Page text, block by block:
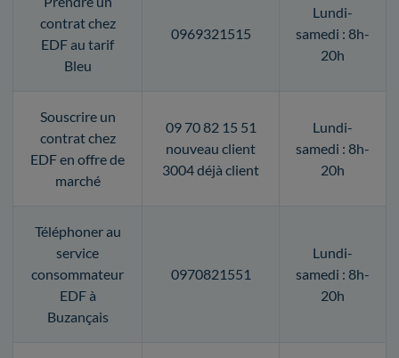
contrat chez
EDF au tarif
Bleu
0969321515
Lundi-
samedi : 8h-
20h
Souscrire un
contrat chez
EDF en offre de
marché
09 70 82 15 51
nouveau client
3004 déjà client
Lundi-
samedi : 8h-
20h
Téléphoner au
service
consommateur
EDF à
Buzançais
0970821551
Lundi-
samedi : 8h-
20h